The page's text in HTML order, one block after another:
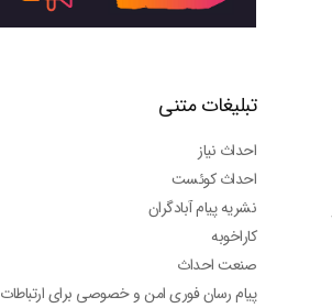
تبلیغات متنی
احداث نیاز
احداث کوئست
نشریه پیام آبادگران
کاراخوبه
صنعت احداث
پیام رسان فوری امن و خصوصی برای ارتباطات